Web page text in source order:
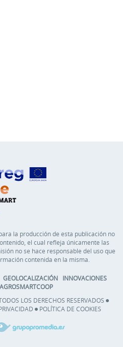
la producción de esta publicación no
el cual refleja únicamente las
no se hace responsable del uso que
contenida en la misma.
GEOLOCALIZACIÓN
INNOVACIONES
AGROSMARTCOOP
LOS DERECHOS RESERVADOS
POLÍTICA DE COOKIES